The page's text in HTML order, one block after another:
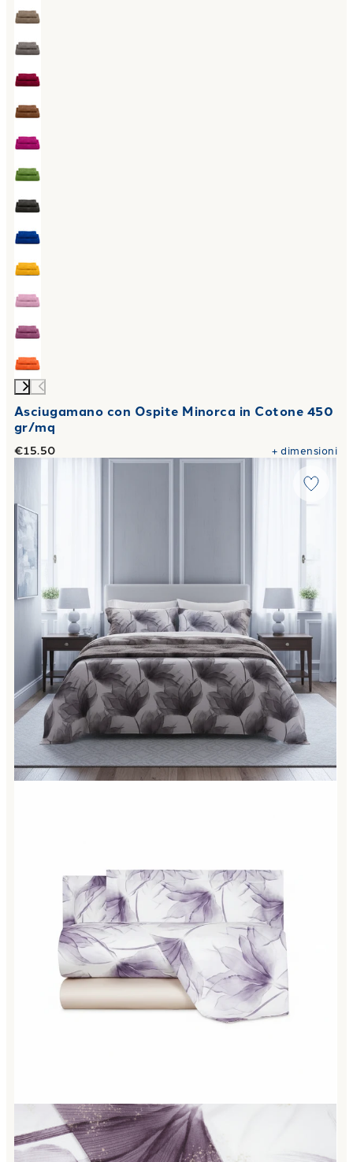
Asciugamano con Ospite Minorca in Cotone 450
gr/mq
€15.50 +dimensioni
Completo Lenzuola abstract flower Floreale in